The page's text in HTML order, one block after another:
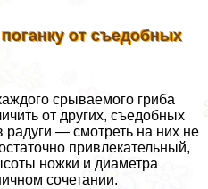
от съедобных
срываемого гриба
от других, съедобных
радуги — смотреть на них не
привлекательный,
ножки и диаметра
сочетании.